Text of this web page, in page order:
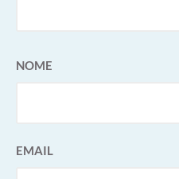
NOME
EMAIL